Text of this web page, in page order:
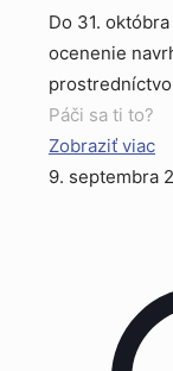
Do 31.
ocenenie
Páči sa ti to?
Zobraziť viac
9. septembra